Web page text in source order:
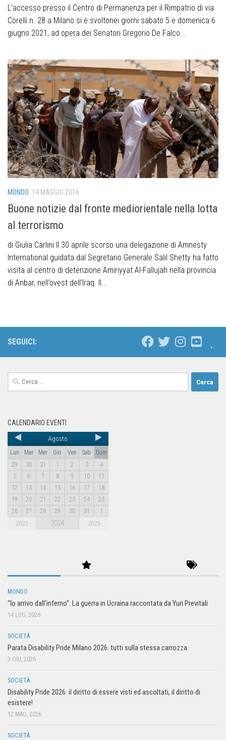
L’accesso presso il Centro di Permanenza per il Rimpatrio di via
Corelli n. 28 a Milano si è svoltonei giorni sabato 5 e domenica 6
giugno 2021, ad opera dei Senatori Gregorio De Falco...
MONDO 14 MAGGIO 2016
Buone notizie dal fronte mediorientale nella lotta
al terrorismo
di Giulia Carlini Il 30 aprile scorso una delegazione di Amnesty
International guidata dal Segretario Generale Salil Shetty ha fatto
visita al centro di detenzione Amiriyyat Al-Fallujah nella provincia
di Anbar, nell’ovest dell’Iraq. Il...
SEGUICI:
CALENDARIO EVENTI
Agosto
Lun Mar Mer Gio Ven Sab
Dom
29
30 31 1 2 3
4
5
6 7 8 9 10
11
12
13 14 15 16 17
18
19
20 21 22 23 24
25
26
27 28 29 30 31 1
2023 2024 2025
MONDO
“Io arrivo dall’inferno”. La guerra in Ucraina raccontata da Yuri Previtali
14 LUG, 2026
SOCIETÀ
Parata Disability Pride Milano 2026: tutti sulla stessa carrozza
3 GIU, 2026
SOCIETÀ
Disability Pride 2026: il diritto di essere visti ed ascoltati, il diritto di
esistere!
12 MAG, 2026
SOCIETÀ